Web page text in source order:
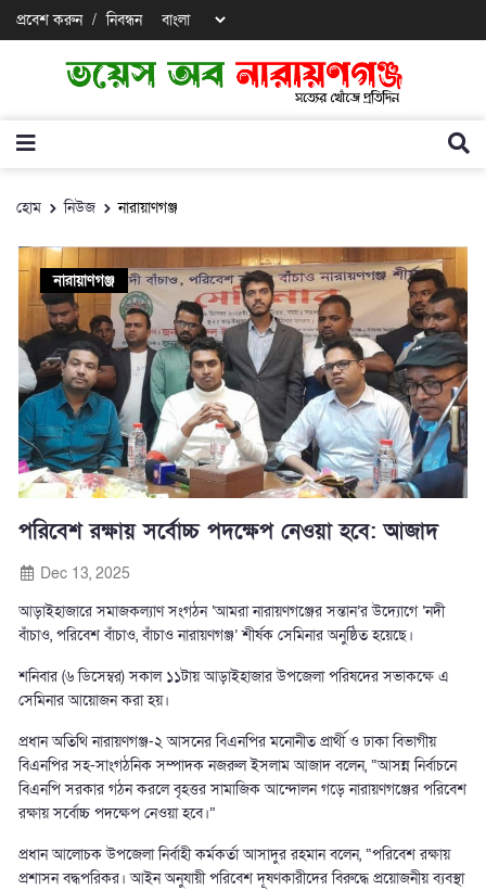
প্রবেশ করুন / নিবন্ধন
হোম নিউজ নারায়াণগঞ্জ
নারায়াণগঞ্জ
পরিবেশ রক্ষায় সর্বোচ্চ পদক্ষেপ নেওয়া হবে: আজাদ
Dec 13, 2025
আড়াইহাজারে সমাজকল্যাণ সংগঠন ‘আমরা নারায়ণগঞ্জের সন্তান’র উদ্যোগে ‘নদী
বাঁচাও, পরিবেশ বাঁচাও, বাঁচাও নারায়ণগঞ্জ’ শীর্ষক সেমিনার অনুষ্ঠিত হয়েছে।
শনিবার (৬ ডিসেম্বর) সকাল ১১টায় আড়াইহাজার উপজেলা পরিষদের সভাকক্ষে এ
সেমিনার আয়োজন করা হয়।
প্রধান অতিথি নারায়ণগঞ্জ-২ আসনের বিএনপির মনোনীত প্রার্থী ও ঢাকা বিভাগীয়
বিএনপির সহ-সাংগঠনিক সম্পাদক নজরুল ইসলাম আজাদ বলেন, “আসন্ন নির্বাচনে
বিএনপি সরকার গঠন করলে বৃহত্তর সামাজিক আন্দোলন গড়ে নারায়ণগঞ্জের পরিবেশ
রক্ষায় সর্বোচ্চ পদক্ষেপ নেওয়া হবে।”
প্রধান আলোচক উপজেলা নির্বাহী কর্মকর্তা আসাদুর রহমান বলেন, “পরিবেশ রক্ষায়
প্রশাসন বদ্ধপরিকর। আইন অনুযায়ী পরিবেশ দূষণকারীদের বিরুদ্ধে প্রয়োজনীয় ব্যবস্থা